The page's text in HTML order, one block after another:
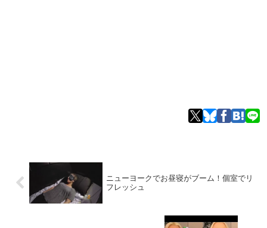
ニューヨークでお昼寝がブーム！個室でリ
フレッシュ